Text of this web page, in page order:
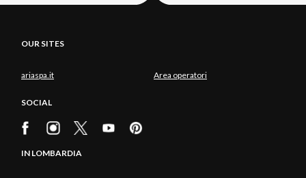
OUR SITES
ariaspa.it Area operatori
SOCIAL
IN LOMBARDIA